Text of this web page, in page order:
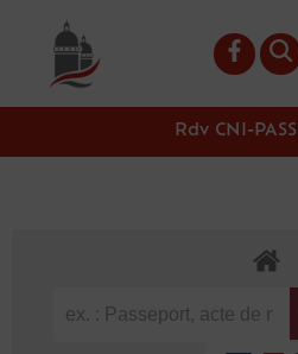
principal
Rdv CNI-